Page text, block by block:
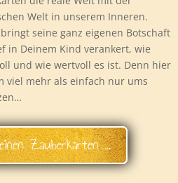
Welt in unserem Inneren.
bringt seine ganz eigenen Botschaft
in Deinem Kind verankert, wie
und wie wertvoll es ist. Denn hier
viel mehr als einfach nur ums
Zauberkarten ...